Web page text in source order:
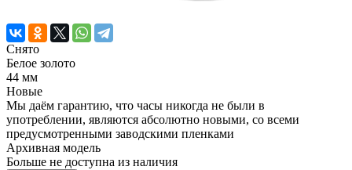
Снято
Белое золото
44 мм
Новые
Мы даём гарантию, что часы никогда не были в
употреблении, являются абсолютно новыми, со всеми
предусмотренными заводскими пленками
Архивная модель
Больше не доступна из наличия